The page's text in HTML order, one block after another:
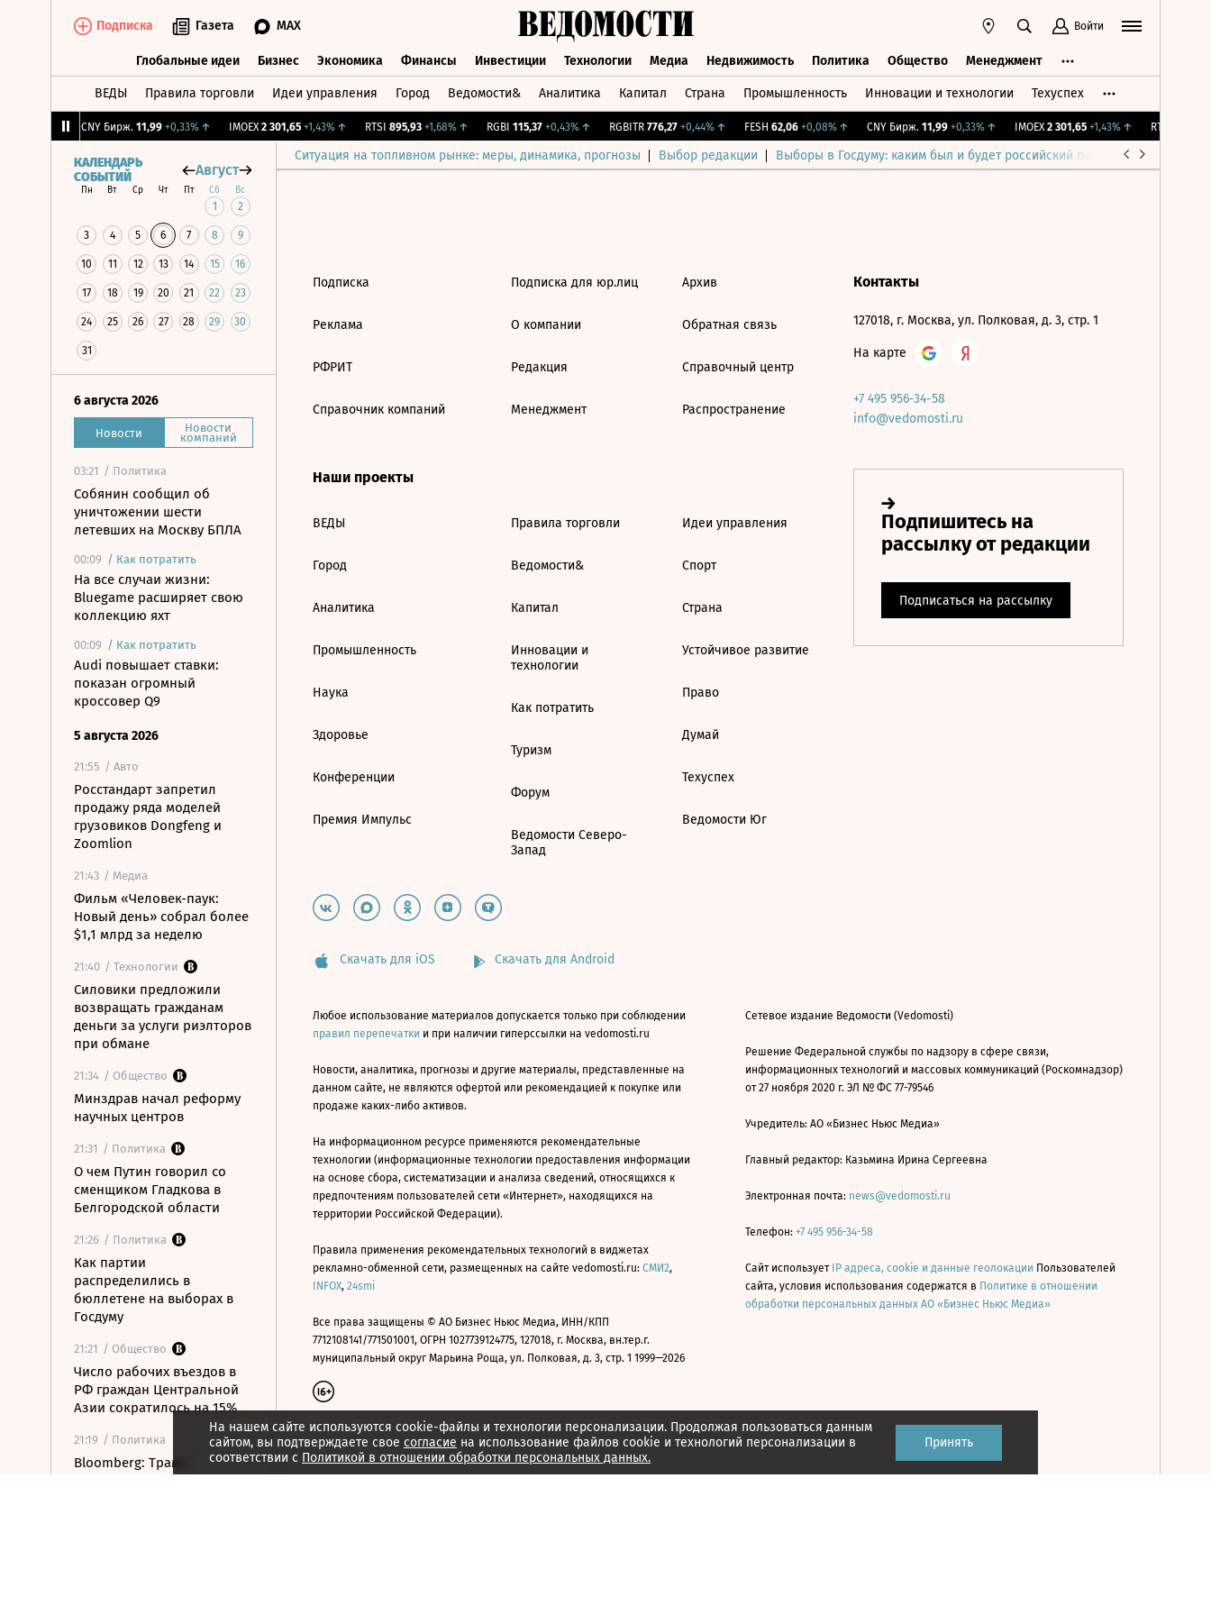
Подписка Газета MAX Войти
Глобальные идеи Бизнес Экономика Финансы Инвестиции Технологии Медиа Недвижимость Политика Общество Менеджмент
ВЕДЫ Правила торговли Идеи управления Город Ведомости& Аналитика Капитал Страна Промышленность Инновации и технологии Техуспех
CNY Бирж. 11,99 +0,33%↑ IMOEX 2 301,65 +1,43%↑ RTSI 895,93 +1,68%↑ RGBI 115,37 +0,43%↑ RGBITR 776,27 +0,44%↑ FESH 62,06 +0,08%↑ CNY Бирж. 11,99 +0,33%↑ IMOEX 2 301,65 +1,43%↑ RTSI
Ситуация на топливном рынке: меры, динамика, прогнозы Выбор редакции Выборы в Госдуму: каким был и будет российский парламент
КАЛЕНДАРЬ
СОБЫТИЙ
Август
Пн Вт Ср Чт Пт Сб Вс
1 2
3 4 5 6 7 8 9
10 11 12 13 14 15 16
17 18 19 20 21 22 23
24 25 26 27 28 29 30
31
6 августа 2026
Новости Новости
компаний
03:21 / Политика
Собянин сообщил об
уничтожении шести
летевших на Москву БПЛА
00:09 / Как потратить
На все случаи жизни:
Bluegame расширяет свою
коллекцию яхт
00:09 / Как потратить
Audi повышает ставки:
показан огромный
кроссовер Q9
5 августа 2026
21:55 / Авто
Росстандарт запретил
продажу ряда моделей
грузовиков Dongfeng и
Zoomlion
21:43 / Медиа
Фильм «Человек-паук:
Новый день» собрал более
$1,1 млрд за неделю
21:40 / Технологии
Силовики предложили
возвращать гражданам
деньги за услуги риэлторов
при обмане
21:34 / Общество
Минздрав начал реформу
научных центров
21:31 / Политика
О чем Путин говорил со
сменщиком Гладкова в
Белгородской области
21:26 / Политика
Как партии
распределились в
бюллетене на выборах в
Госдуму
21:21 / Общество
Число рабочих въездов в
РФ граждан Центральной
Азии сократилось на 15%
21:19 / Политика
Bloomberg: Трамп
На нашем сайте используются cookie-файлы и технологии персонализации. Продолжая пользоваться данным
сайтом, вы подтверждаете свое согласие на использование файлов cookie и технологий персонализации в
соответствии с Политикой в отношении обработки персональных данных.
Принять
Подписка
Реклама
РФРИТ
Справочник компаний
Подписка для юр.лиц
О компании
Редакция
Менеджмент
Архив
Обратная связь
Справочный центр
Распространение
Наши проекты
ВЕДЫ
Город
Аналитика
Промышленность
Наука
Здоровье
Конференции
Премия Импульс
Правила торговли
Ведомости&
Капитал
Инновации и
технологии
Как потратить
Туризм
Форум
Ведомости Северо-
Запад
Идеи управления
Спорт
Страна
Устойчивое развитие
Право
Думай
Техуспех
Ведомости Юг
Контакты
127018, г. Москва, ул. Полковая, д. 3, стр. 1
На карте
+7 495 956-34-58
info@vedomosti.ru
Скачать для iOS Скачать для Android
Любое использование материалов допускается только при соблюдении
правил перепечатки и при наличии гиперссылки на vedomosti.ru
Новости, аналитика, прогнозы и другие материалы, представленные на
данном сайте, не являются офертой или рекомендацией к покупке или
продаже каких-либо активов.
На информационном ресурсе применяются рекомендательные
технологии (информационные технологии предоставления информации
на основе сбора, систематизации и анализа сведений, относящихся к
предпочтениям пользователей сети «Интернет», находящихся на
территории Российской Федерации).
Правила применения рекомендательных технологий в виджетах
рекламно-обменной сети, размещенных на сайте vedomosti.ru: СМИ2,
INFOX, 24smi
Все права защищены © АО Бизнес Ньюс Медиа, ИНН/КПП
7712108141/771501001, ОГРН 1027739124775, 127018, г. Москва, вн.тер.г.
муниципальный округ Марьина Роща, ул. Полковая, д. 3, стр. 1 1999—2026
Сетевое издание Ведомости (Vedomosti)
Решение Федеральной службы по надзору в сфере связи,
информационных технологий и массовых коммуникаций (Роскомнадзор)
от 27 ноября 2020 г. ЭЛ № ФС 77-79546
Учредитель: АО «Бизнес Ньюс Медиа»
Главный редактор: Казьмина Ирина Сергеевна
Электронная почта: news@vedomosti.ru
Телефон: +7 495 956-34-58
Сайт использует IP адреса, cookie и данные геолокации Пользователей
сайта, условия использования содержатся в Политике в отношении
обработки персональных данных АО «Бизнес Ньюс Медиа»